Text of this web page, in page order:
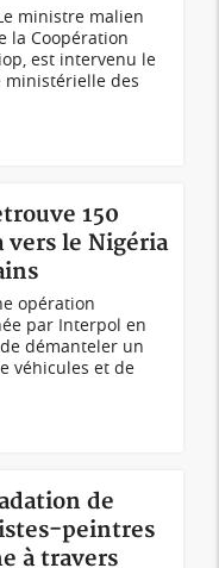
ministre malien
la Coopération
est intervenu le
ministérielle des
150
vers le Nigéria
opération
par Interpol en
démanteler un
véhicules et de
de
peintres
à travers